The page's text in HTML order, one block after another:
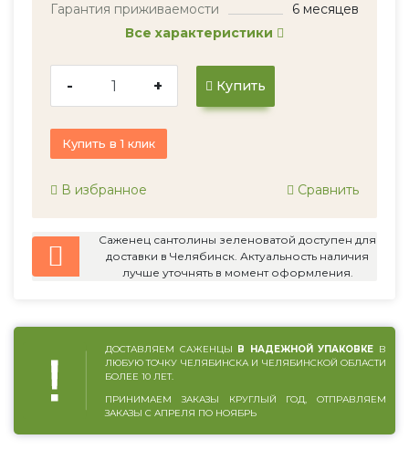
Гарантия приживаемости
6 месяцев
Все характеристики
- + Купить
Купить в 1 клик
В избранное Сравнить
Саженец сантолины зеленоватой доступен для
доставки в Челябинск. Актуальность наличия
лучше уточнять в момент оформления.
ДОСТАВЛЯЕМ САЖЕНЦЫ В НАДЕЖНОЙ УПАКОВКЕ В
ЛЮБУЮ ТОЧКУ ЧЕЛЯБИНСКА И ЧЕЛЯБИНСКОЙ ОБЛАСТИ
БОЛЕЕ 10 ЛЕТ.
ПРИНИМАЕМ ЗАКАЗЫ КРУГЛЫЙ ГОД, ОТПРАВЛЯЕМ
ЗАКАЗЫ С АПРЕЛЯ ПО НОЯБРЬ